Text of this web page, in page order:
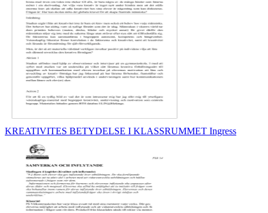
KREATIVITES BETYDELSE I KLASSRUMMET Ingress